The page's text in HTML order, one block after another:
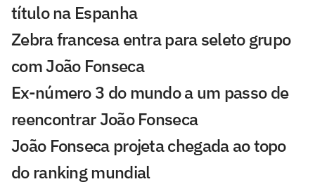
título na Espanha
Zebra francesa entra para seleto grupo
com João Fonseca
Ex-número 3 do mundo a um passo de
reencontrar João Fonseca
João Fonseca projeta chegada ao topo
do ranking mundial